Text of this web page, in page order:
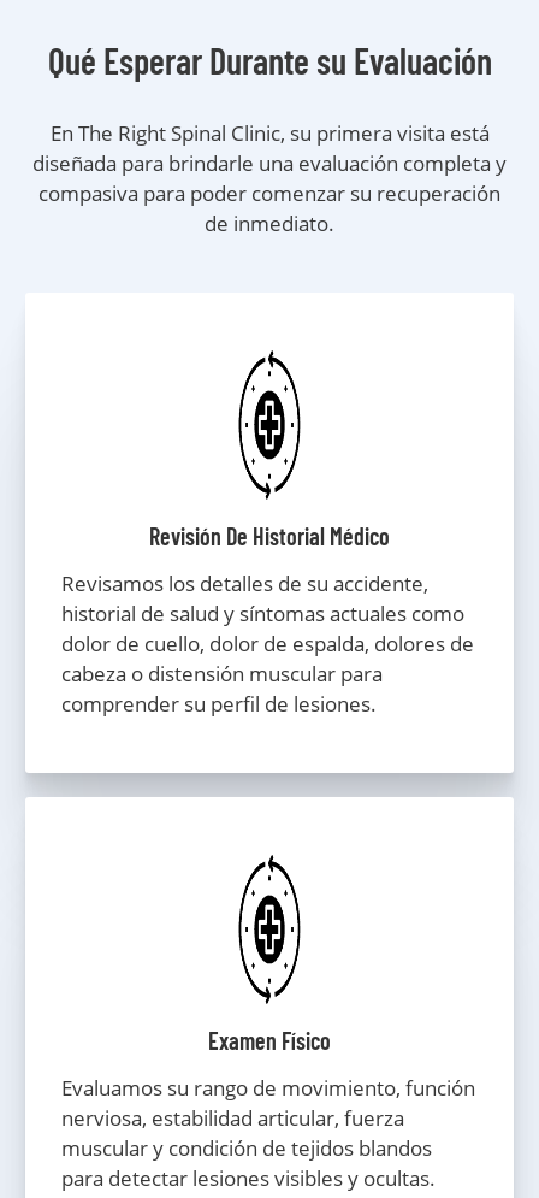
Qué Esperar Durante su Evaluación
En The Right Spinal Clinic, su primera visita está
diseñada para brindarle una evaluación completa y
compasiva para poder comenzar su recuperación
de inmediato.
Revisión De Historial Médico
Revisamos los detalles de su accidente,
historial de salud y síntomas actuales como
dolor de cuello, dolor de espalda, dolores de
cabeza o distensión muscular para
comprender su perfil de lesiones.
Examen Físico
Evaluamos su rango de movimiento, función
nerviosa, estabilidad articular, fuerza
muscular y condición de tejidos blandos
para detectar lesiones visibles y ocultas.